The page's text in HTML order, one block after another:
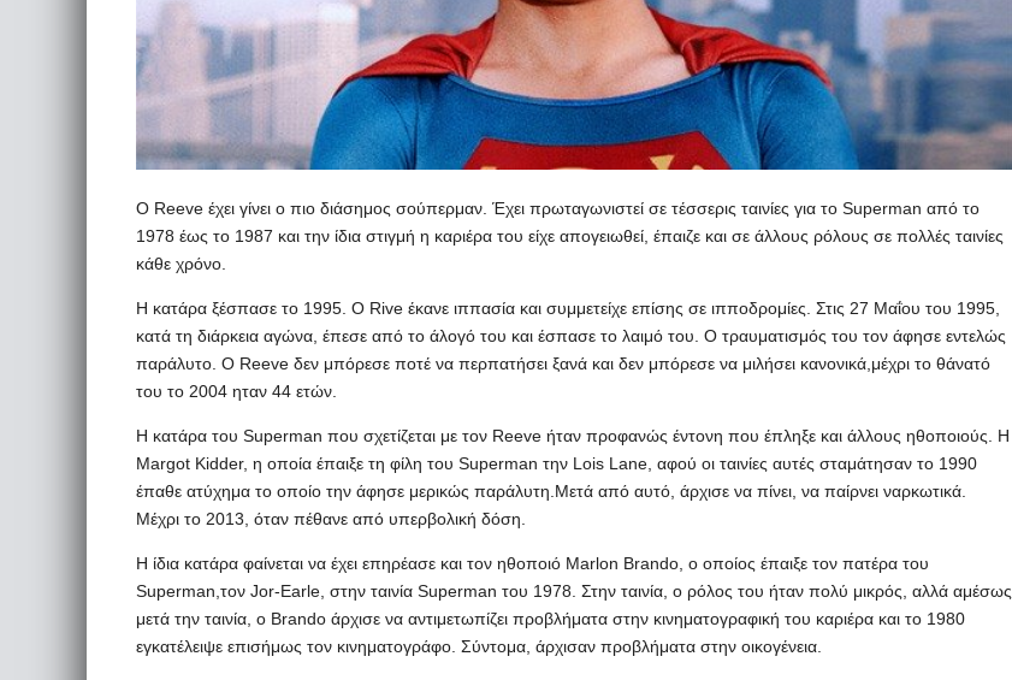
Ο Reeve έχει γίνει ο πιο διάσημος σούπερμαν. Έχει πρωταγωνιστεί σε τέσσερις ταινίες για το Superman από το
1978 έως το 1987 και την ίδια στιγμή η καριέρα του είχε απογειωθεί, έπαιζε και σε άλλους ρόλους σε πολλές ταινίες
κάθε χρόνο.
Η κατάρα ξέσπασε το 1995. Ο Rive έκανε ιππασία και συμμετείχε επίσης σε ιπποδρομίες. Στις 27 Μαΐου του 1995,
κατά τη διάρκεια αγώνα, έπεσε από το άλογό του και έσπασε το λαιμό του. Ο τραυματισμός του τον άφησε εντελώς
παράλυτο. Ο Reeve δεν μπόρεσε ποτέ να περπατήσει ξανά και δεν μπόρεσε να μιλήσει κανονικά,μέχρι το θάνατό
του το 2004 ηταν 44 ετών.
Η κατάρα του Superman που σχετίζεται με τον Reeve ήταν προφανώς έντονη που έπληξε και άλλους ηθοποιούς. Η
Margot Kidder, η οποία έπαιξε τη φίλη του Superman την Lois Lane, αφού οι ταινίες αυτές σταμάτησαν το 1990
έπαθε ατύχημα το οποίο την άφησε μερικώς παράλυτη.Μετά από αυτό, άρχισε να πίνει, να παίρνει ναρκωτικά.
Μέχρι το 2013, όταν πέθανε από υπερβολική δόση.
Η ίδια κατάρα φαίνεται να έχει επηρέασε και τον ηθοποιό Marlon Brando, ο οποίος έπαιξε τον πατέρα του
Superman,τον Jor-Earle, στην ταινία Superman του 1978. Στην ταινία, ο ρόλος του ήταν πολύ μικρός, αλλά αμέσως
μετά την ταινία, ο Brando άρχισε να αντιμετωπίζει προβλήματα στην κινηματογραφική του καριέρα και το 1980
εγκατέλειψε επισήμως τον κινηματογράφο. Σύντομα, άρχισαν προβλήματα στην οικογένεια.